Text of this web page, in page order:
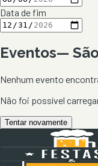
Data de fim
Eventos—
Nenhum evento
Não foi possível
Tentar novamente